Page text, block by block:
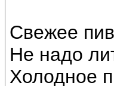
Свежее
Hе надо
Холодное